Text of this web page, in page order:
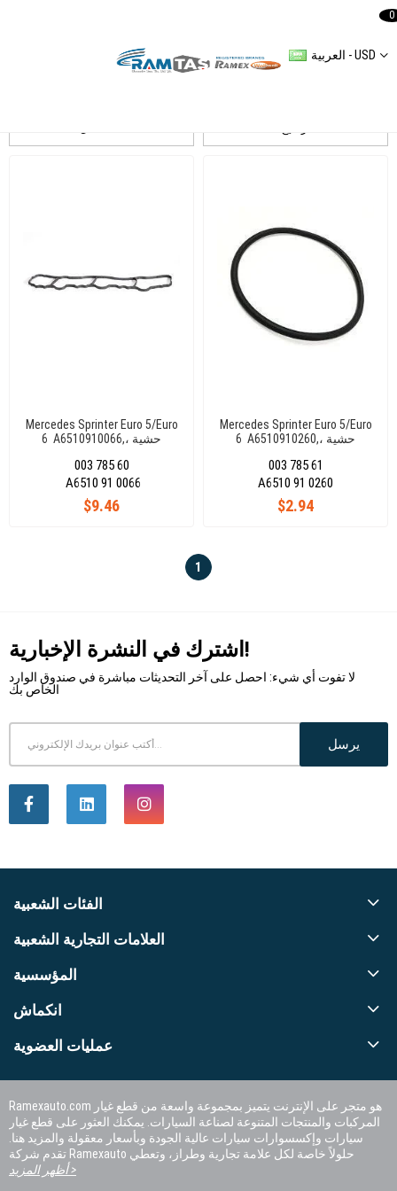
العربية - USD
0
Mercedes Sprinter Euro 5/Euro
6 A6510910066,حشية ،
003 785 60
$9.46
A6510 91 0066
Mercedes Sprinter Euro 5/Euro
6 A6510910260,حشية ،
003 785 61
$2.94
A6510 91 0260
1
اشترك في النشرة الإخبارية!
لا تفوت أي شيء: احصل على آخر التحديثات مباشرة في صندوق الوارد
الخاص بك
يرسل
الفئات الشعبية
العلامات التجارية الشعبية
المؤسسية
انكماش
عمليات العضوية
Ramexauto.com هو متجر على الإنترنت يتميز بمجموعة واسعة من قطع غيار
المركبات والمنتجات المتنوعة لصناعة السيارات. يمكنك العثور على قطع غيار
سيارات وإكسسوارات سيارات عالية الجودة وبأسعار معقولة والمزيد هنا.
تقدم شركة Ramexauto حلولاً خاصة لكل علامة تجارية وطراز، وتعطي
أظهر المزيد >